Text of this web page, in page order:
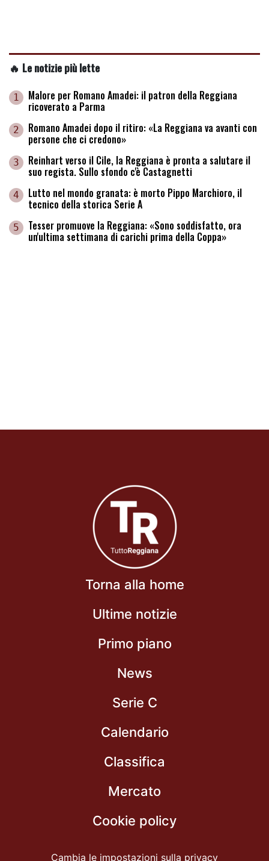
🔥 Le notizie più lette
1 Malore per Romano Amadei: il patron della Reggiana
ricoverato a Parma
2 Romano Amadei dopo il ritiro: «La Reggiana va avanti con
persone che ci credono»
3 Reinhart verso il Cile, la Reggiana è pronta a salutare il
suo regista. Sullo sfondo c'è Castagnetti
4 Lutto nel mondo granata: è morto Pippo Marchioro, il
tecnico della storica Serie A
5 Tesser promuove la Reggiana: «Sono soddisfatto, ora
un'ultima settimana di carichi prima della Coppa»
Torna alla home
Ultime notizie
Primo piano
News
Serie C
Calendario
Classifica
Mercato
Cookie policy
Cambia le impostazioni sulla privacy